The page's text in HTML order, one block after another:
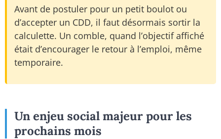
Avant de postuler pour un petit boulot ou
d’accepter un CDD, il faut désormais sortir la
calculette. Un comble, quand l’objectif affiché
était d’encourager le retour à l’emploi, même
temporaire.
Un enjeu social majeur pour les
prochains mois